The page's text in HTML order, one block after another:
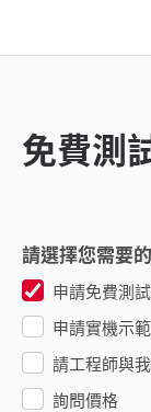
免費測
請選擇您需要
申請免費測
申請實機示
請工程師與
詢問價格